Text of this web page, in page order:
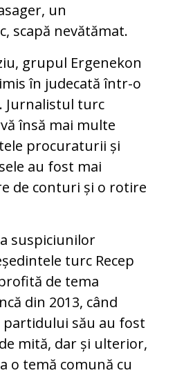
un
scapă nevătămat.
grupul Ergenekon
în judecată într-o
Jurnalistul turc
însă mai multe
procuraturii și
au fost mai
de conturi și o rotire
suspiciunilor
turc Recep
de tema
din 2013, când
partidului său au fost
mită, dar și ulterior,
o temă comună cu